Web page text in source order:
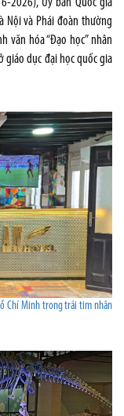
Nội và Phái đoàn thường
văn hóa “Đạo học” nhân
giáo dục đại học quốc gia
Chí Minh trong trái tim nhân